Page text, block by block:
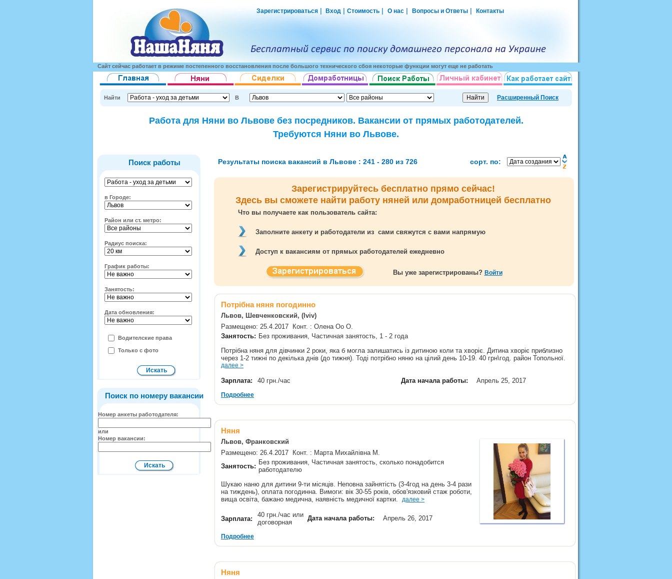
Зарегистрироваться Вход Стоимость О нас Вопросы и Ответы Контакты
Сайт сейчас работает в режиме постепенного восстановления после большого технического сбоя некоторые функции могут еще не работать
Найти В Расширенный Поиск
Работа для Няни во Львове без посредников. Вакансии от прямых работодателей.
Требуются Няни во Львове.
Поиск работы
в Городе:
Район или ст. метро:
Радиус поиска:
График работы:
Занятость:
Дата обновления:
Водителские права
Только с фото
Поиск по номеру вакансии
Номер анкеты работодателя:
или
Номер вакансии:
Результаты поиска вакансий в Львове : 241 - 280 из 726 сорт. по:
Зарегистрируйтесь бесплатно прямо сейчас!
Здесь вы сможете найти работу няней или домработницей бесплатно
Что вы получаете как пользователь сайта:
Заполните анкету и работодатели из сами свяжутся с вами напрямую
Доступ к вакансиям от прямых работодателей ежедневно
Вы уже зарегистрированы? Войти
Потрібна няня погодинно
Львов, Шевченковский, (lviv)
Размещено: 25.4.2017 Конт. : Олена Оо О.
Занятость: Без проживания, Частичная занятость, 1 - 2 года
Потрібна няня для дівчинки 2 роки, яка б могла залишатись із дитиною коли та хворіє. Дитина хворіє приблизно
через 1-2 тижні по декілька днів (до тижня). Тоді потрібно няню на цілий день 10-19. 40 грн\год. район Топольної.
далее >
Зарплата: 40 грн./час Дата начала работы: Апрель 25, 2017
Подробнее
Няня
Львов, Франковский
Размещено: 26.4.2017 Конт. : Марта Михайлівна М.
Занятость:
Без проживания, Частичная занятость, сколько понадобится
работодателю
Шукаю наню для дитини 9-ти місяців. Неповна зайнятість (3-4год на день 3-4 рази
на тиждень), оплата погодинна. Вимоги: вік 30-55 років, обов'язковий стаж роботи,
вища освіта, бажано медична, наявність медичної картки. далее >
Зарплата:
40 грн./час или
договорная
Дата начала работы: Апрель 26, 2017
Подробнее
Няня